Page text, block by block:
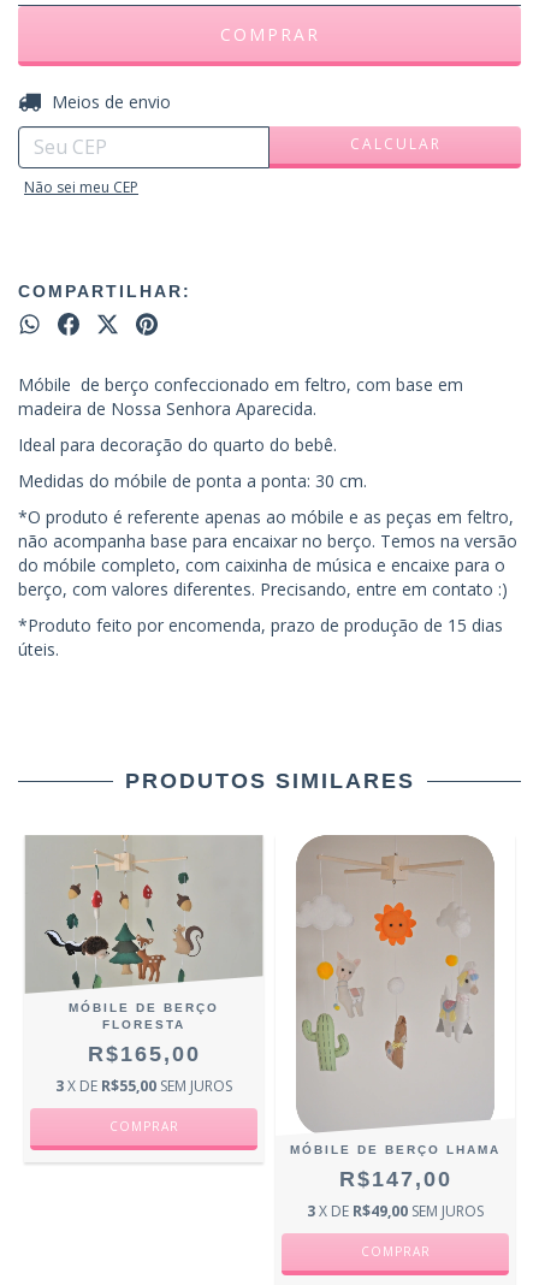
Entregas para o CEP:
Meios de envio
CALCULAR
Não sei meu CEP
COMPARTILHAR:
Móbile de berço confeccionado em feltro, com base em
madeira de Nossa Senhora Aparecida.
Ideal para decoração do quarto do bebê.
Medidas do móbile de ponta a ponta: 30 cm.
*O produto é referente apenas ao móbile e as peças em feltro,
não acompanha base para encaixar no berço. Temos na versão
do móbile completo, com caixinha de música e encaixe para o
berço, com valores diferentes. Precisando, entre em contato :)
*Produto feito por encomenda, prazo de produção de 15 dias
úteis.
PRODUTOS SIMILARES
MÓBILE DE BERÇO
FLORESTA
R$165,00
3X DE R$55,00 SEM JUROS
MÓBILE DE BERÇO LHAMA
R$147,00
3X DE R$49,00 SEM JUROS